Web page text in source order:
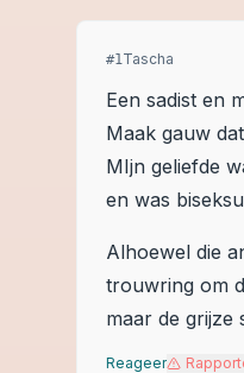
#1Tascha
Een sadist en
Maak gauw
MIjn geliefde
en was
Alhoewel die
trouwring om
maar de grijze
Reageer